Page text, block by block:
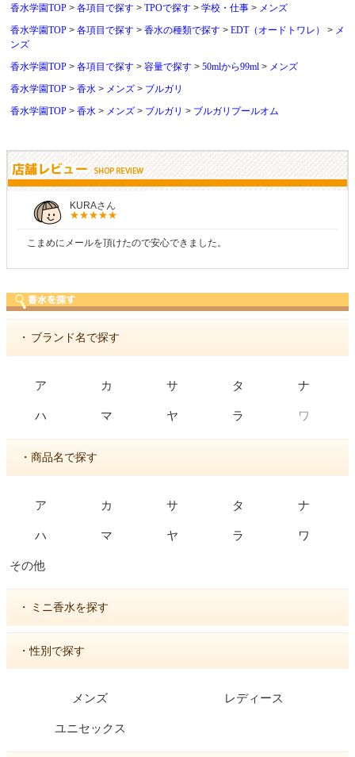
香水学園TOP 各項目で探す TPOで探す 学校・仕事
メンズ
香水学園TOP
各項目で探す 香水の種類で探す EDT（オードトワレ）
メ
ンズ
香水学園TOP
各項目で探す 容量で探す 50mlから99ml
メンズ
香水学園TOP
香水 メンズ
ブルガリ
香水学園TOP
香水 メンズ ブルガリ ブルガリプールオム
商品が早く届いたのでよかったです。また利用させ
・ ブランド名で探す
ア カ サ タ ナ
ハ マ ヤ ラ ワ
・商品名で探す
ア カ サ タ ナ
ハ マ ヤ ラ ワ
その他
・ ミニ香水を探す
・性別で探す
メンズ レディース
ユニセックス